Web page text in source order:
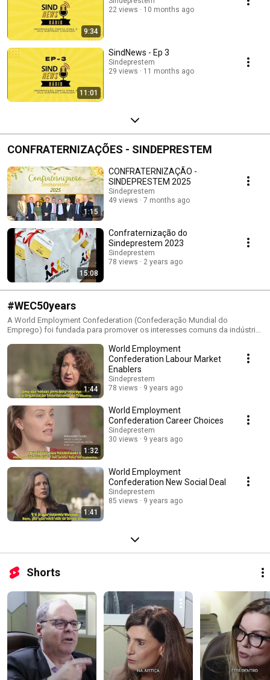
9:34
22 views
10 months ago
11:01
SindNews - Ep 3
Sindeprestem
29 views
11 months ago
CONFRATERNIZAÇÕES - SINDEPRESTEM
1:15
CONFRATERNIZAÇÃO -
SINDEPRESTEM 2025
Sindeprestem
49 views
7 months ago
15:08
Confraternização do
Sindeprestem 2023
Sindeprestem
78 views
2 years ago
#WEC50years
A World Employment Confederation (Confederação Mundial do
Emprego) foi fundada para promover os interesses comuns da indústria
2017, a WEC preparou uma campanha digital composta por 14 videos
explicativos sobre a importância das agências privadas de emprego
para a empregabilidade mundial. A WEC é a voz das agências privadas
de emprego em nível global, com representação em 50 países e
participação das sete maiores empresas internacionais do setor. o Brasil
é representado pela Fenaserhtt - Federação Nacional dos Sindicatos de
Empresas de Recursos Humanos, Trabalho Temporário e Terceirizado
que congrega os Sindicatos Patronais de Empresas que atuam neste
importante segmento econômico do nosso país.
1:44
World Employment
Confederation Labour Market
Enablers
Sindeprestem
78 views
9 years ago
1:32
World Employment
Confederation Career Choices
Sindeprestem
30 views
9 years ago
1:41
World Employment
Confederation New Social Deal
Sindeprestem
85 views
9 years ago
Shorts